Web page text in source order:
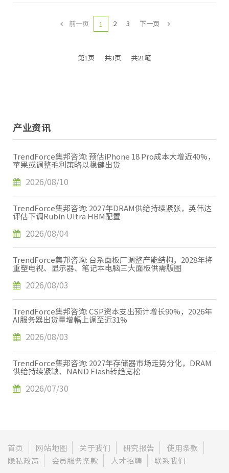
前一页 1 2 3 下一页
第1页 共3页 共21笔
产业资讯
TrendForce集邦咨询: 预估iPhone 18 Pro成本大增近40%，
苹果或调整毛利策略以稳健出货
2026/08/10
TrendForce集邦咨询: 2027年DRAM供给持续紧张，英伟达
评估下调Rubin Ultra HBM配置
2026/08/04
TrendForce集邦咨询: 台系面板厂调整产能结构，2028年将
重塑电视、显示器、笔记本电脑三大面板供需版图
2026/08/03
TrendForce集邦咨询: CSP资本支出预计增长90%，2026年
AI服务器出货量增幅上调至近31%
2026/08/03
TrendForce集邦咨询: 2027年存储器市场走势分化，DRAM
供给持续紧缺、NAND Flash转趋宽松
2026/07/30
首页 网站地图 关于我们 研究报告
使用条款
隐私政策
会员服务条款 人才招聘 联系我们